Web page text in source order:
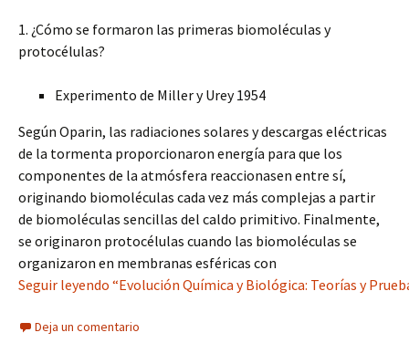
1. ¿Cómo se formaron las primeras biomoléculas y
protocélulas?
Experimento de Miller y Urey 1954
Según Oparin, las radiaciones solares y descargas eléctricas
de la tormenta proporcionaron energía para que los
componentes de la atmósfera reaccionasen entre sí,
originando biomoléculas cada vez más complejas a partir
de biomoléculas sencillas del caldo primitivo. Finalmente,
se originaron protocélulas cuando las biomoléculas se
organizaron en membranas esféricas con
Seguir leyendo “Evolución Química y Biológica: Teorías y
Deja un comentario